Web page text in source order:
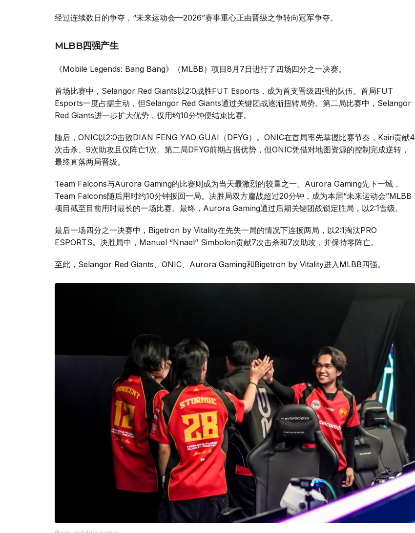
经过连续数日的争夺，“未来运动会—2026”赛事重心正由晋级之争转向冠军争夺。
MLBB四强产生
《Mobile Legends: Bang Bang》（MLBB）项目8月7日进行了四场四分之一决赛。
首场比赛中，Selangor Red Giants以2:0战胜FUT Esports，成为首支晋级四强的队伍。首局FUT
Esports一度占据主动，但Selangor Red Giants通过关键团战逐渐扭转局势。第二局比赛中，Selangor
Red Giants进一步扩大优势，仅用约10分钟便结束比赛。
随后，ONIC以2:0击败DIAN FENG YAO GUAI（DFYG）。ONIC在首局率先掌握比赛节奏，Kairi贡献4
次击杀、9次助攻且仅阵亡1次。第二局DFYG前期占据优势，但ONIC凭借对地图资源的控制完成逆转，
最终直落两局晋级。
Team Falcons与Aurora Gaming的比赛则成为当天最激烈的较量之一。Aurora Gaming先下一城，
Team Falcons随后用时约10分钟扳回一局。决胜局双方鏖战超过20分钟，成为本届“未来运动会”MLBB
项目截至目前用时最长的一场比赛。最终，Aurora Gaming通过后期关键团战锁定胜局，以2:1晋级。
最后一场四分之一决赛中，Bigetron by Vitality在先失一局的情况下连扳两局，以2:1淘汰PRO
ESPORTS。决胜局中，Manuel “Nnael” Simbolon贡献7次击杀和7次助攻，并保持零阵亡。
至此，Selangor Red Giants、ONIC、Aurora Gaming和Bigetron by Vitality进入MLBB四强。